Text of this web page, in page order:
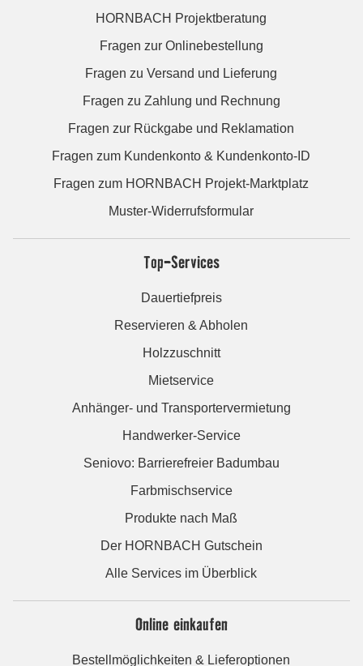
HORNBACH Projektberatung
Fragen zur Onlinebestellung
Fragen zu Versand und Lieferung
Fragen zu Zahlung und Rechnung
Fragen zur Rückgabe und Reklamation
Fragen zum Kundenkonto & Kundenkonto-ID
Fragen zum HORNBACH Projekt-Marktplatz
Muster-Widerrufsformular
Top-Services
Dauertiefpreis
Reservieren & Abholen
Holzzuschnitt
Mietservice
Anhänger- und Transportervermietung
Handwerker-Service
Seniovo: Barrierefreier Badumbau
Farbmischservice
Produkte nach Maß
Der HORNBACH Gutschein
Alle Services im Überblick
Online einkaufen
Bestellmöglichkeiten & Lieferoptionen